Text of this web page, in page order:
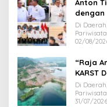
Anton
dengan
Di
02/08/
“Raja
KARST
Dispar
Di
31/07/2026